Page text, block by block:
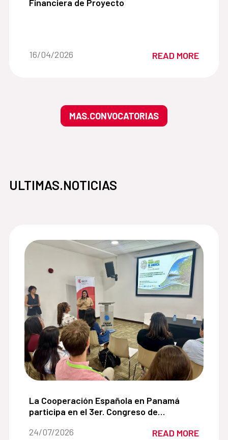
Financiera de Proyecto
Date of the news::
16/04/2026 READ MORE
MAS.CONVOCATORIAS
ULTIMAS.NOTICIAS
de cooperación con la Alianza para el Desarrollo
La Cooperación Española en Panamá participa
La Cooperación Española en Panamá
participa en el 3er. Congreso de
soluciones basadas en la naturaleza
Date of the news::
24/07/2026 READ MORE